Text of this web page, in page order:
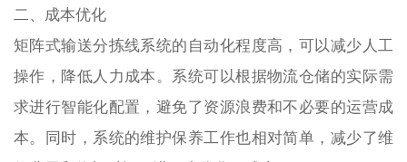
二、成本优化
矩阵式输送分拣线系统的自动化程度高，可以减少人工
操作，降低人力成本。系统可以根据物流仓储的实际需
求进行智能化配置，避免了资源浪费和不必要的运营成
本。同时，系统的维护保养工作也相对简单，减少了维